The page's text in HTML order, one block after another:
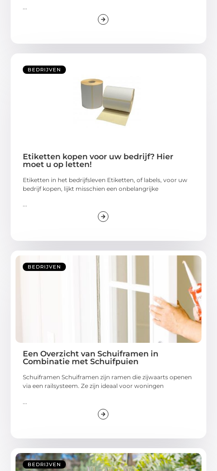
BEDRIJVEN
Etiketten kopen voor uw bedrijf? Hier
moet u op letten!
Etiketten in het bedrijfsleven Etiketten, of labels, voor uw
bedrijf kopen, lijkt misschien een onbelangrijke
...
BEDRIJVEN
Een Overzicht van Schuiframen in
Combinatie met Schuifpuien
Schuiframen Schuiframen zijn ramen die zijwaarts openen
via een railsysteem. Ze zijn ideaal voor woningen
BEDRIJVEN